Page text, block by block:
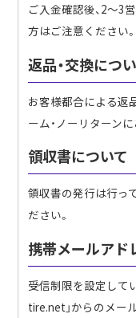
ご入金確認後、2〜3
方はご注意ください。
返品・交換につ
お客様都合による返
ーム・ノーリターン
領収書について
領収書の発行は行っ
ださい。
携帯メールアド
受信制限を設定して
tire.net」からのメー